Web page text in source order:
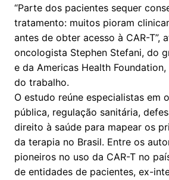
“Parte dos pacientes sequer
tratamento: muitos pioram
antes de obter acesso à CAR-T”,
oncologista Stephen Stefani, do
e da Americas Health
do trabalho.
O estudo reúne especialistas em
pública, regulação sanitária,
direito à saúde para mapear os
da terapia no Brasil. Entre os
pioneiros no uso da CAR-T no
de entidades de pacientes, ex-